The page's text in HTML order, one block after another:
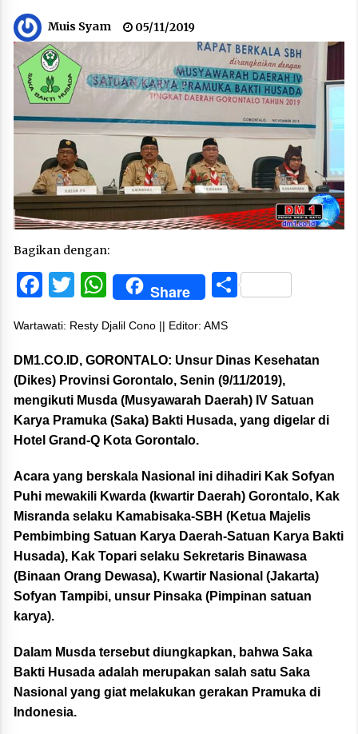
Muis Syam 05/11/2019
Bagikan dengan:
Facebook
Twitter
WhatsApp
Share Share
Wartawati: Resty Djalil Cono || Editor: AMS
DM1.CO.ID, GORONTALO: Unsur Dinas Kesehatan
(Dikes) Provinsi Gorontalo, Senin (9/11/2019),
mengikuti Musda (Musyawarah Daerah) IV Satuan
Karya Pramuka (Saka) Bakti Husada, yang digelar di
Hotel Grand-Q Kota Gorontalo.
Acara yang berskala Nasional ini dihadiri Kak Sofyan
Puhi mewakili Kwarda (kwartir Daerah) Gorontalo, Kak
Misranda selaku Kamabisaka-SBH (Ketua Majelis
Pembimbing Satuan Karya Daerah-Satuan Karya Bakti
Husada), Kak Topari selaku Sekretaris Binawasa
(Binaan Orang Dewasa), Kwartir Nasional (Jakarta)
Sofyan Tampibi, unsur Pinsaka (Pimpinan satuan
karya).
Dalam Musda tersebut diungkapkan, bahwa Saka
Bakti Husada adalah merupakan salah satu Saka
Nasional yang giat melakukan gerakan Pramuka di
Indonesia.